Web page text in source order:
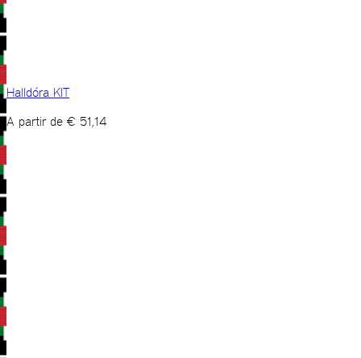
Halldóra KIT
A partir de € 51,14